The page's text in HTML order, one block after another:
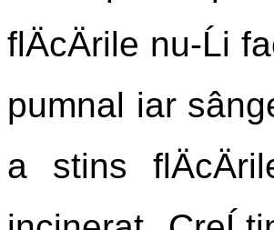
flÄcÄrile nu-
pumnal iar
a stins